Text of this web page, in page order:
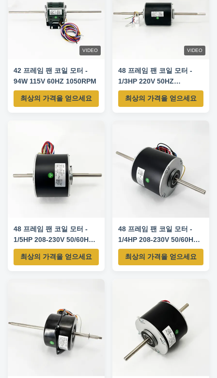
VIDEO
42 프레임 팬 코일 모터 -
94W 115V 60HZ 1050RPM
최상의 가격을 얻으세요
VIDEO
48 프레임 팬 코일 모터 -
1/3HP 220V 50HZ
850/700/550RPM
최상의 가격을 얻으세요
48 프레임 팬 코일 모터 -
1/5HP 208-230V 50/60HZ
890RPM/3단
최상의 가격을 얻으세요
48 프레임 팬 코일 모터 -
1/4HP 208-230V 50/60HZ
1060RPM/3단
최상의 가격을 얻으세요